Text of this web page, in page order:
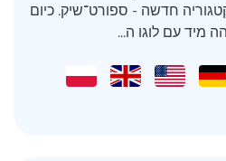
חדשה - ספורט־שיק. כיום
מיד עם לוגו ה...